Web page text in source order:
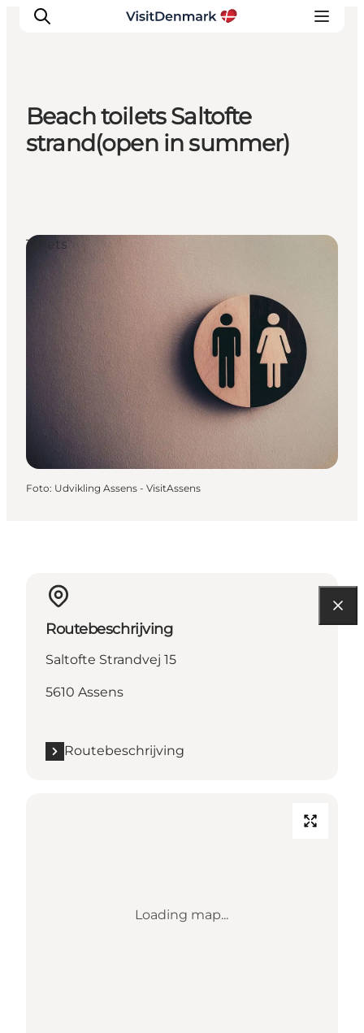
Inspiratie
Bestemmingen
Beach toilets Saltofte
strand(open in summer)
Toilets
Foto: Udvikling Assens - VisitAssens
Routebeschrijving
Saltofte Strandvej 15
5610 Assens
Routebeschrijving
Loading map...